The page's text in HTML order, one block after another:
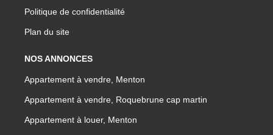
Politique de confidentialité
Plan du site
NOS ANNONCES
Appartement à vendre, Menton
Appartement à vendre, Roquebrune cap martin
Appartement à louer, Menton